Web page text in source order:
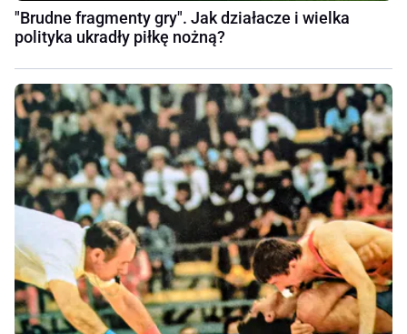
"Brudne fragmenty gry". Jak działacze i wielka
polityka ukradły piłkę nożną?